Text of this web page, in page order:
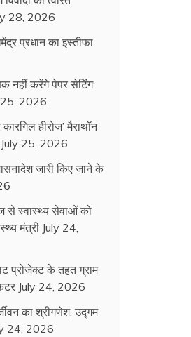
28, 2026
प्रधान का इस्तीफा
नहीं करेंगे पेपर सेटिंग:
25, 2026
हीरोज’ मैराथॉन
July 25, 2026
जारी किए जाने के
से स्वास्थ्य सेवाओं को
मंत्री July 24,
प्रोजेक्ट के तहत ग्राम
July 24, 2026
का श्रीगणेश, उद्गम
24, 2026